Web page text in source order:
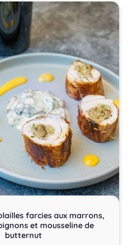
farcies aux marrons,
et mousseline de
butternut